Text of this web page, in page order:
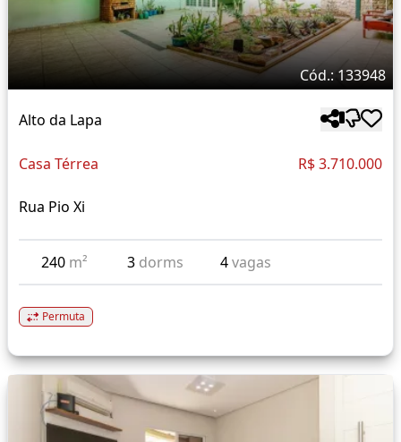
Cód.: 133948
Alto da Lapa
Casa Térrea R$ 3.710.000
Rua Pio Xi
240 m² 3 dorms 4vagas
Permuta